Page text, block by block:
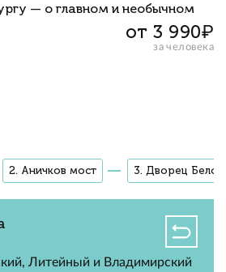
— о главном и необычном
от 3 990₽
за человека
2. Аничков мост 3. Дворец
Литейный и Владимирский